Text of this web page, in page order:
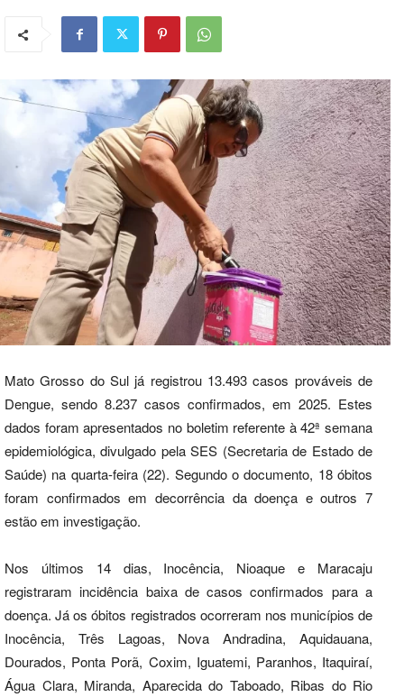
Mato Grosso do Sul já registrou 13.493 casos prováveis de
Dengue, sendo 8.237 casos confirmados, em 2025. Estes
dados foram apresentados no boletim referente à 42ª semana
epidemiológica, divulgado pela SES (Secretaria de Estado de
Saúde) na quarta-feira (22). Segundo o documento, 18 óbitos
foram confirmados em decorrência da doença e outros 7
estão em investigação.
Nos últimos 14 dias, Inocência, Nioaque e Maracaju
registraram incidência baixa de casos confirmados para a
doença. Já os óbitos registrados ocorreram nos municípios de
Inocência, Três Lagoas, Nova Andradina, Aquidauana,
Dourados, Ponta Porã, Coxim, Iguatemi, Paranhos, Itaquiraí,
Água Clara, Miranda, Aparecida do Taboado, Ribas do Rio